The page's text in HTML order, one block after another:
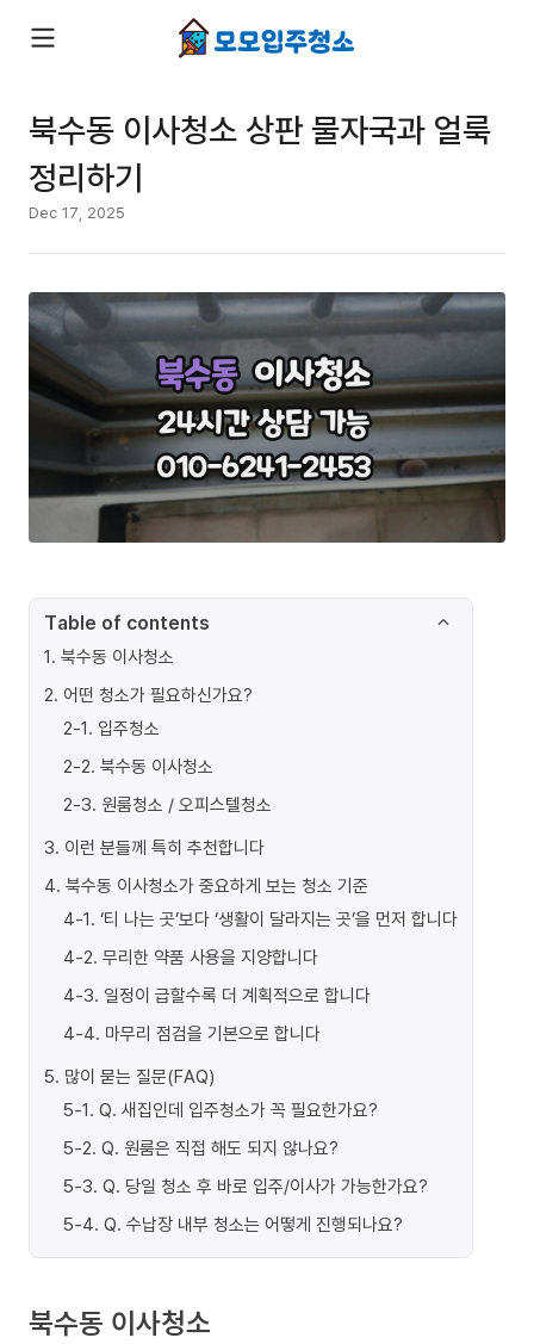
북수동 이사청소 상판 물자국과 얼룩
정리하기
Dec 17, 2025
Table of contents
1. 북수동 이사청소
2. 어떤 청소가 필요하신가요?
2-1. 입주청소
2-2. 북수동 이사청소
2-3. 원룸청소 / 오피스텔청소
3. 이런 분들께 특히 추천합니다
4. 북수동 이사청소가 중요하게 보는 청소 기준
4-1. ‘티 나는 곳’보다 ‘생활이 달라지는 곳’을 먼저 합니다
4-2. 무리한 약품 사용을 지양합니다
4-3. 일정이 급할수록 더 계획적으로 합니다
4-4. 마무리 점검을 기본으로 합니다
5. 많이 묻는 질문(FAQ)
5-1. Q. 새집인데 입주청소가 꼭 필요한가요?
5-2. Q. 원룸은 직접 해도 되지 않나요?
5-3. Q. 당일 청소 후 바로 입주/이사가 가능한가요?
5-4. Q. 수납장 내부 청소는 어떻게 진행되나요?
북수동 이사청소